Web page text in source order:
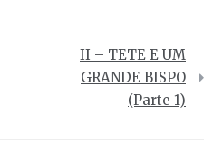
II – TETE E UM
GRANDE BISPO
(Parte 1)